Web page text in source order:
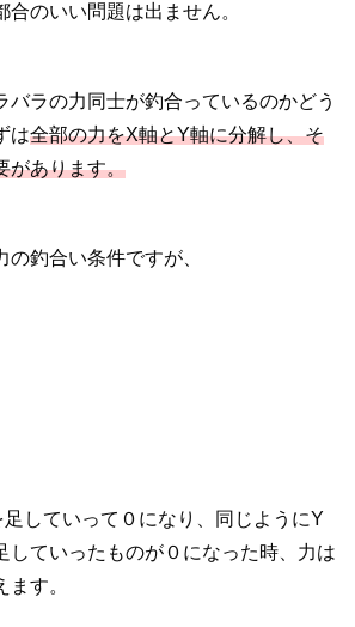
合のいい問題は出ません。
バラの力同士が釣合っているのかどう
は全部の力をX軸とY軸に分解し、そ
があります。
釣合い条件ですが、
していって０になり、同じようにY
していったものが０になった時、力は
す。